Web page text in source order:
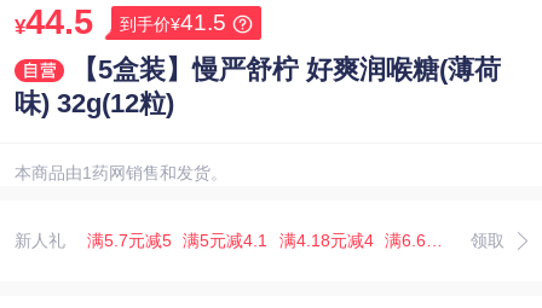
¥44.5 到手价¥41.5
【5盒装】慢严舒柠 好爽润喉糖(薄荷
味) 32g(12粒)
本商品由1药网销售和发货。
新人礼 领取
满5.7元减5 满5元减4.1 满4.18元减4 满6.67元减5.07 满